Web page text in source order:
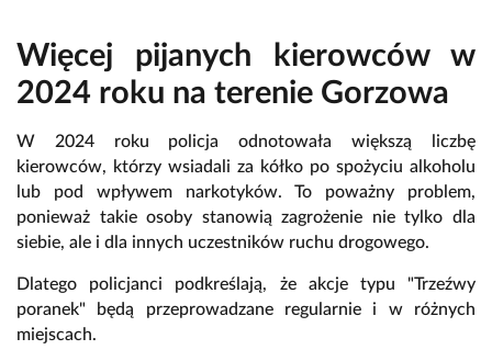
Więcej pijanych kierowców w
2024 roku na terenie Gorzowa
W 2024 roku policja odnotowała większą liczbę
kierowców, którzy wsiadali za kółko po spożyciu alkoholu
lub pod wpływem narkotyków. To poważny problem,
ponieważ takie osoby stanowią zagrożenie nie tylko dla
siebie, ale i dla innych uczestników ruchu drogowego.
Dlatego policjanci podkreślają, że akcje typu "Trzeźwy
poranek" będą przeprowadzane regularnie i w różnych
miejscach.